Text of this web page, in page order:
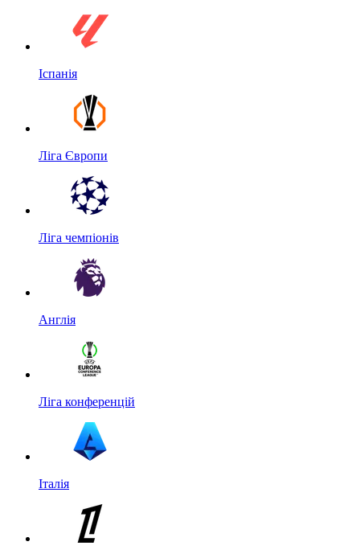
Іспанія
Ліга Європи
Ліга чемпіонів
Англія
Ліга конференцій
Італія